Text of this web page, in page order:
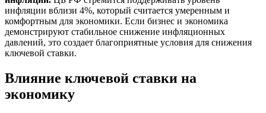
инфляции вблизи 4%, который считается умеренным и
комфортным для экономики. Если бизнес и экономика
демонстрируют стабильное снижение инфляционных
давлений, это создает благоприятные условия для снижения
ключевой ставки.
Влияние ключевой ставки на
экономику